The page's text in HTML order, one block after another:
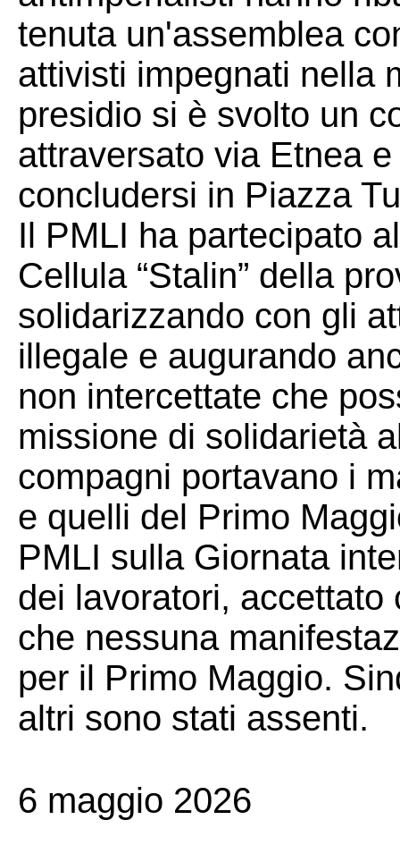
tenuta un'assemblea
attivisti impegnati nella
presidio si è svolto un
attraversato via Etnea
concludersi in Piazza
Il PMLI ha partecipato
Cellula “Stalin” della
solidarizzando con gli
illegale e augurando
non intercettate che
missione di solidarietà
compagni portavano i
e quelli del Primo
PMLI sulla Giornata
dei lavoratori,
che nessuna
per il Primo Maggio.
altri sono stati assenti.
6 maggio 2026